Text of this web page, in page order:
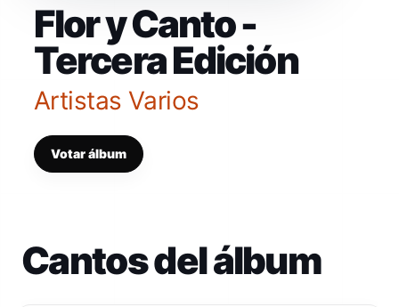
Flor y Canto -
Tercera Edición
Artistas Varios
Votar álbum
Cantos del álbum